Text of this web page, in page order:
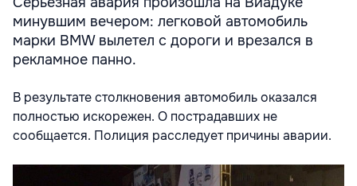
минувшим вечером: легковой автомобиль
марки BMW вылетел с дороги и врезался в
рекламное панно.
В результате столкновения автомобиль оказался
полностью искорежен. О пострадавших не
сообщается. Полиция расследует причины аварии.